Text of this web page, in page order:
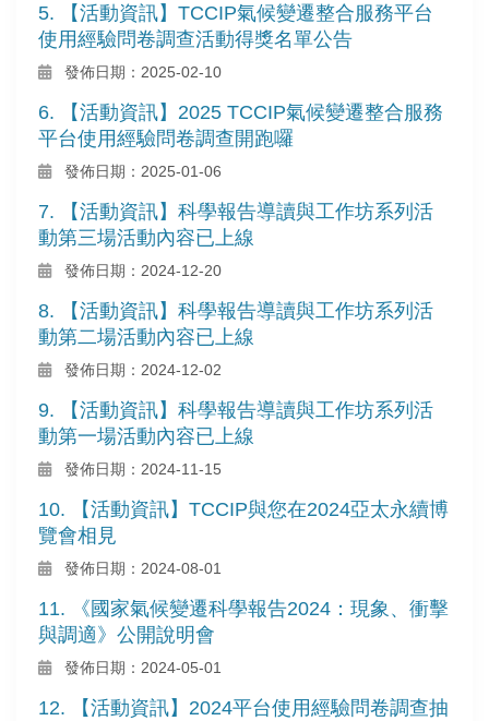
5. 【活動資訊】TCCIP氣候變遷整合服務平台
使用經驗問卷調查活動得獎名單公告
發佈日期：2025-02-10
6. 【活動資訊】2025 TCCIP氣候變遷整合服務
平台使用經驗問卷調查開跑囉
發佈日期：2025-01-06
7. 【活動資訊】科學報告導讀與工作坊系列活
動第三場活動內容已上線
發佈日期：2024-12-20
8. 【活動資訊】科學報告導讀與工作坊系列活
動第二場活動內容已上線
發佈日期：2024-12-02
9. 【活動資訊】科學報告導讀與工作坊系列活
動第一場活動內容已上線
發佈日期：2024-11-15
10. 【活動資訊】TCCIP與您在2024亞太永續博
覽會相見
發佈日期：2024-08-01
11. 《國家氣候變遷科學報告2024：現象、衝擊
與調適》公開說明會
發佈日期：2024-05-01
12. 【活動資訊】2024平台使用經驗問卷調查抽